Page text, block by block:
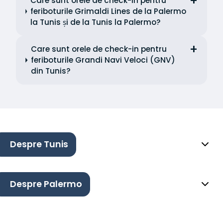
feriboturile Grimaldi Lines de la Palermo
la Tunis și de la Tunis la Palermo?
Care sunt orele de check-in pentru
feriboturile Grandi Navi Veloci (GNV)
din Tunis?
Despre Tunis
Despre Palermo